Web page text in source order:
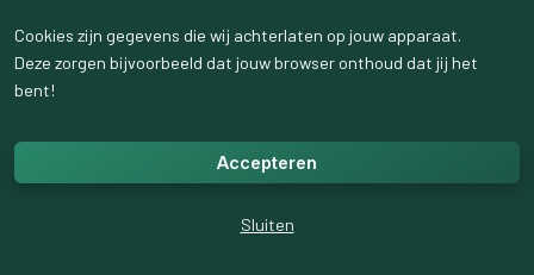
Cookies zijn gegevens die wij achterlaten op jouw apparaat.
Deze zorgen bijvoorbeeld dat jouw browser onthoud dat jij het
bent!
Accepteren
Sluiten